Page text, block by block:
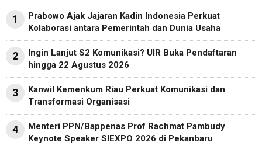
1
Prabowo Ajak Jajaran Kadin Indonesia Perkuat
Kolaborasi antara Pemerintah dan Dunia Usaha
2
Ingin Lanjut S2 Komunikasi? UIR Buka Pendaftaran
hingga 22 Agustus 2026
3
Kanwil Kemenkum Riau Perkuat Komunikasi dan
Transformasi Organisasi
4
Menteri PPN/Bappenas Prof Rachmat Pambudy
Keynote Speaker SIEXPO 2026 di Pekanbaru